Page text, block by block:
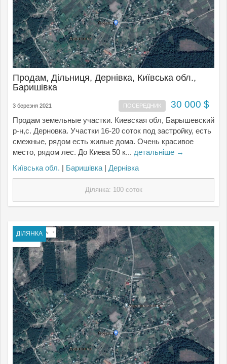
Продам, Дільниця, Дернівка, Київська обл.,
Баришівка
3 березня 2021 ПОСЕРЕДНИК 30 000 $
Продам земельные участки. Киевская обл, Барышевский
р-н,с. Дерновка. Участки 16-20 соток под застройку, есть
смежные, рядом есть жилые дома. Очень красивое
место, рядом лес. До Киева 50 к... детальніше →
Київська обл. | Баришівка | Дернівка
Ділянка: 100 соток
ДІЛЯНКА